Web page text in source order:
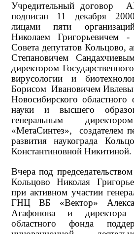
Учредительный
подписан 11 декабря
лицами пяти
Николаем Григорьевичем
Совета депутатов Кольцово,
Степановичем
директором
вирусологии и
Борисом Ивановичем
Новосибирского
науки и высшего
генеральным
«МетаСинтез», создателем
развития наукограда
Константиновной Никитиной.
Вчера под
Кольцово Николая
при активном участии
ГНЦ ВБ «Вектор»
Агафонова и директора
областного фонда